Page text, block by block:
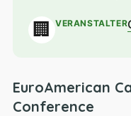
🏢 VERANSTALTER
EuroAmerican
Conference